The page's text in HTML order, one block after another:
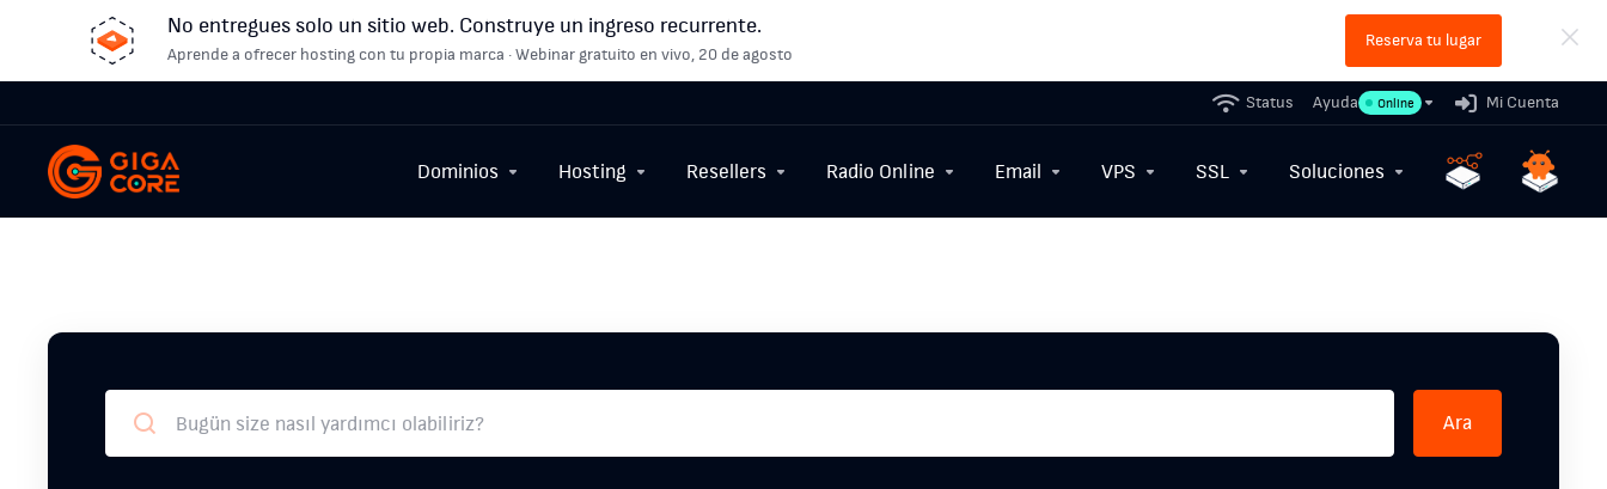
No entregues solo un sitio web. Construye un ingreso recurrente.
Aprende a ofrecer hosting con tu propia marca · Webinar gratuito en vivo, 20 de agosto
Reserva tu lugar
Status Ayuda Online Mi Cuenta
Dominios Hosting Resellers Radio Online Email VPS SSL Soluciones
Ara